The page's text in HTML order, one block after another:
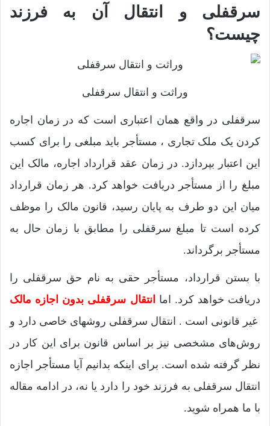
سرقفلی و انتقال آن به فرزند
چیست؟
وراثت و انتقال سرقفلی
سرقفلی در واقع همان اعتباری است که در زمان اجاره
کردن یک ملک تجاری ، مستأجر باید مبلغی را برای کسب
این اعتبار بپردازد. در زمان عقد قرارداد اجاره، مالک این
مبلغ را از مستأجر دریافت خواهد کرد. هر زمان قرارداد
میان این دو طرف به پایان رسید، قانون مالک را موظف
کرده است تا مبلغ سرقفلی را مطابق با زمان حال به
مستأجر برگرداند.
با بستن قرارداد، مستأجر حقی به نام حق سرقفلی را
دریافت خواهد کرد. اما انتقال سرقفلی بدون اجازه مالک
غیر قانونی است . انتقال سرقفلی روشهای خاصی دارد و
روش‌های مشخصی نیز بر اساس قانون برای این کار در
نظر گرفته شده است. برای اینکه بدانیم آیا مستأجر اجازه
انتقال سرقفلی به فرزند خود را دارد یا نه، در ادامه مقاله
با ما همراه شوید.